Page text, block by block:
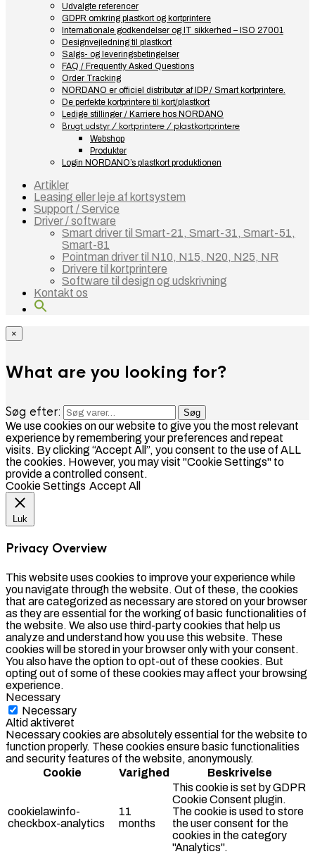
Udvalgte referencer
GDPR omkring plastkort og kortprintere
Internationale godkendelser og IT sikkerhed – ISO 27001
Designvejledning til plastkort
Salgs- og leveringsbetingelser
FAQ / Frequently Asked Questions
Order Tracking
NORDANO er officiel distributør af IDP / Smart kortprintere.
De perfekte kortprintere til kort/plastkort
Ledige stillinger / Karriere hos NORDANO
Brugt udstyr / kortprintere / plastkortprintere
Webshop
Produkter
Login NORDANO’s plastkort produktionen
Artikler
Leasing eller leje af kortsystem
Support / Service
Driver / software
Smart driver til Smart-21, Smart-31, Smart-51,
Smart-81
Pointman driver til N10, N15, N20, N25, NR
Drivere til kortprintere
Software til design og udskrivning
Kontakt os
×
What are you looking for?
Søg efter: Søg
We use cookies on our website to give you the most relevant
experience by remembering your preferences and repeat
visits. By clicking “Accept All”, you consent to the use of ALL
the cookies. However, you may visit "Cookie Settings" to
provide a controlled consent.
Cookie Settings Accept All
Luk
Privacy Overview
This website uses cookies to improve your experience while
you navigate through the website. Out of these, the cookies
that are categorized as necessary are stored on your browser
as they are essential for the working of basic functionalities of
the website. We also use third-party cookies that help us
analyze and understand how you use this website. These
cookies will be stored in your browser only with your consent.
You also have the option to opt-out of these cookies. But
opting out of some of these cookies may affect your browsing
experience.
Necessary
Necessary
Altid aktiveret
Necessary cookies are absolutely essential for the website to
function properly. These cookies ensure basic functionalities
and security features of the website, anonymously.
Cookie
Varighed Beskrivelse
cookielawinfo-
checkbox-analytics
11
months
This cookie is set by GDPR
Cookie Consent plugin.
The cookie is used to store
the user consent for the
cookies in the category
"Analytics".